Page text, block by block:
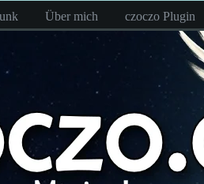
Über mich czoczo Plugin